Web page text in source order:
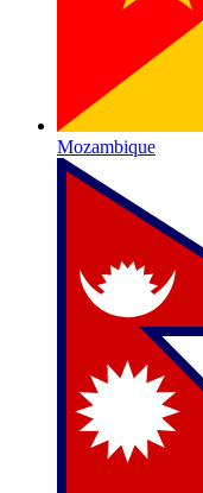
Mozambique